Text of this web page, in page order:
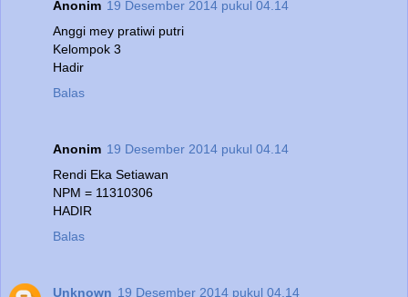
Anonim 19 Desember 2014 pukul 04.14
Anggi mey pratiwi putri
Kelompok 3
Hadir
Balas
Anonim 19 Desember 2014 pukul 04.14
Rendi Eka Setiawan
NPM = 11310306
HADIR
Balas
Unknown 19 Desember 2014 pukul 04.14